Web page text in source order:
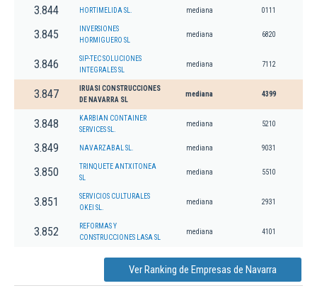
3.844 HORTIMELIDA SL. mediana 0111
3.845
INVERSIONES
HORMIGUERO SL
mediana 6820
3.846
SIP-TEC SOLUCIONES
INTEGRALES SL
mediana 7112
3.847
IRUASI CONSTRUCCIONES
DE NAVARRA SL
mediana 4399
3.848
KARBIAN CONTAINER
SERVICES SL.
mediana 5210
3.849 NAVARZABAL SL. mediana 9031
3.850
TRINQUETE ANTXITONEA
SL
mediana 5510
3.851
SERVICIOS CULTURALES
OKEI SL.
mediana 2931
3.852
REFORMAS Y
CONSTRUCCIONES LASA SL
mediana 4101
Ver Ranking de Empresas de Navarra